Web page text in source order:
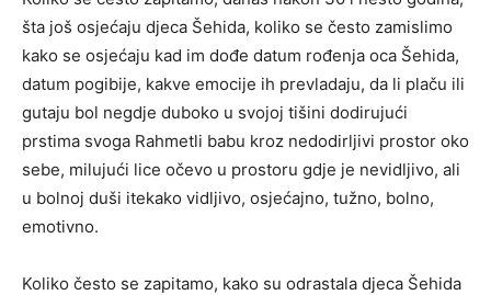
šta još osjećaju djeca Šehida, koliko se često zamislimo
kako se osjećaju kad im dođe datum rođenja oca Šehida,
datum pogibije, kakve emocije ih prevladaju, da li plaču ili
gutaju bol negdje duboko u svojoj tišini dodirujući
prstima svoga Rahmetli babu kroz nedodirljivi prostor oko
sebe, milujući lice očevo u prostoru gdje je nevidljivo, ali
u bolnoj duši itekako vidljivo, osjećajno, tužno, bolno,
emotivno.
Koliko često se zapitamo, kako su odrastala djeca Šehida